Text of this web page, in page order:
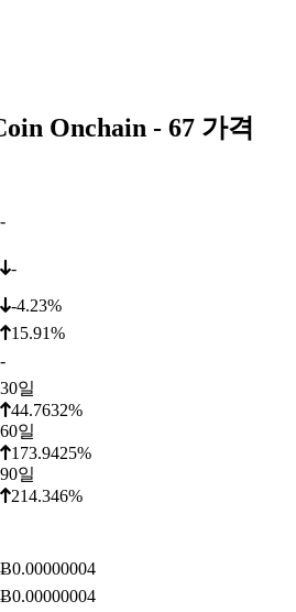
Onchain - 67 가격
-
-
-4.23%
15.91%
-
30일
44.7632%
60일
173.9425%
90일
214.346%
Ƀ0.00000004
Ƀ0.00000004